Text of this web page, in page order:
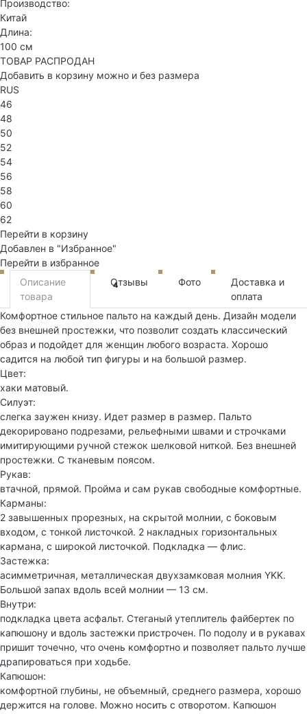
Производство:
Китай
Длина:
100 см
ТОВАР РАСПРОДАН
Добавить в корзину можно и без размера
RUS
46
48
50
52
54
56
58
60
62
Перейти в корзину
Добавлен в "Избранное"
Перейти в избранное
Описание
товара
Отзывы
4 Фото
Доставка и
оплата
Комфортное стильное пальто на каждый день. Дизайн модели
без внешней простежки, что позволит создать классический
образ и подойдет для женщин любого возраста. Хорошо
садится на любой тип фигуры и на большой размер.
Цвет:
хаки матовый.
Силуэт:
слегка заужен книзу. Идет размер в размер. Пальто
декорировано подрезами, рельефными швами и строчками
имитирующими ручной стежок шелковой ниткой. Без внешней
простежки. С тканевым поясом.
Рукав:
втачной, прямой. Пройма и сам рукав свободные комфортные.
Карманы:
2 завышенных прорезных, на скрытой молнии, с боковым
входом, с тонкой листочкой. 2 накладных горизонтальных
кармана, с широкой листочкой. Подкладка — флис.
Застежка:
асимметричная, металлическая двухзамковая молния YKK.
Большой запах вдоль всей молнии — 13 см.
Внутри:
подкладка цвета асфальт. Стеганый утеплитель файбертек по
капюшону и вдоль застежки пристрочен. По подолу и в рукавах
пришит точечно, что очень комфортно и позволяет пальто лучше
драпироваться при ходьбе.
Капюшон:
комфортной глубины, не объемный, среднего размера, хорошо
держится на голове. Можно носить с отворотом. Капюшон